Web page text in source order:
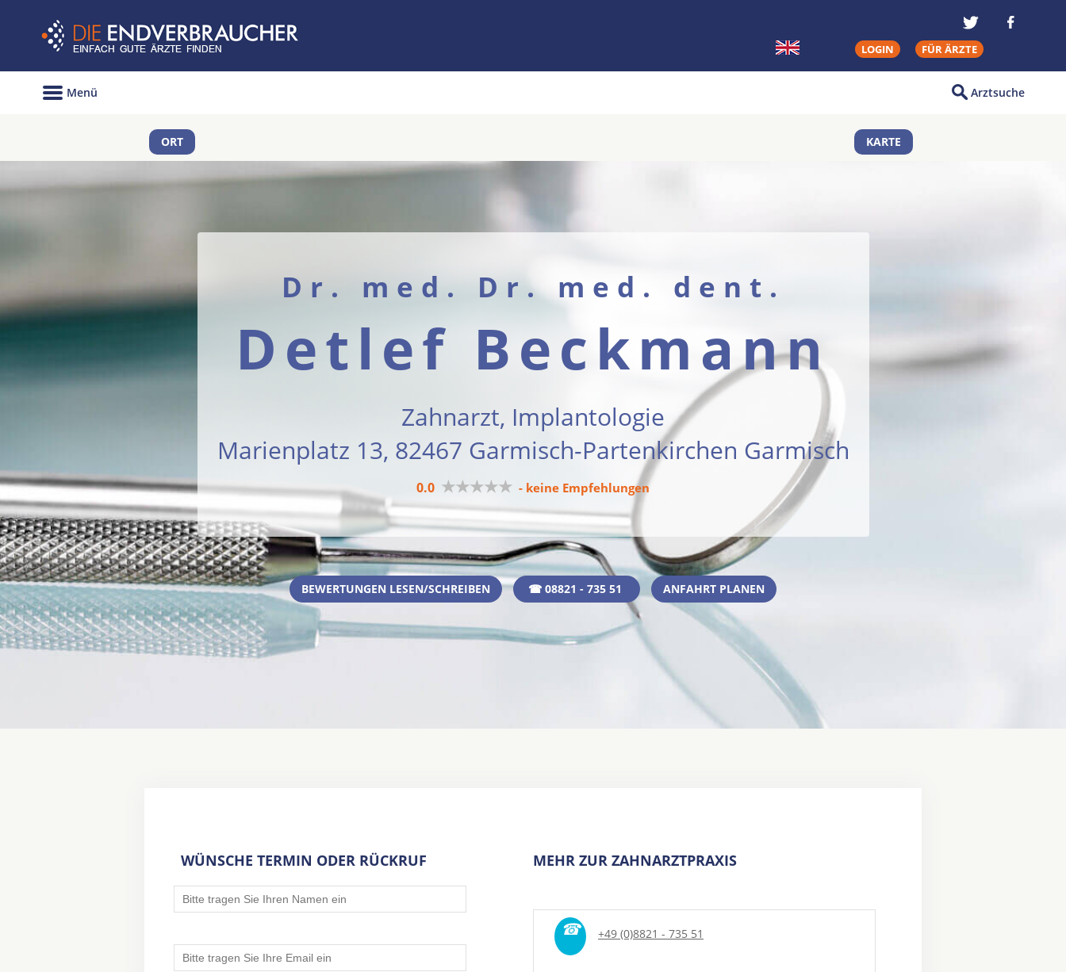
LOGIN FÜR ÄRZTE
Arztsuche
Menü
ORT KARTE
Dr. med. Dr. med. dent.
Detlef Beckmann
Zahnarzt, Implantologie
Marienplatz 13, 82467 Garmisch-Partenkirchen Garmisch
0.0 ★★★★★ - keine Empfehlungen
BEWERTUNGEN LESEN/SCHREIBEN ☎ 08821 - 735 51 ANFAHRT PLANEN
WÜNSCHE TERMIN ODER RÜCKRUF MEHR ZUR ZAHNARZTPRAXIS
☎ +49 (0)8821 - 735 51